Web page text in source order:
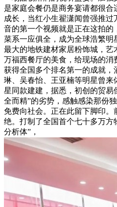
是家庭会餐仍是商务宴请都很
成长，当红小生翟潇闻曾强推
音的第一个视频就是正在这拍
菜系一应俱全，成为全球浩繁
最大的地铁建材家居粉饰城，
万福西餐厅的美食，给现场的消
获得全国多个排名第一的成就，
琳、吴春怡、王亚楠等明星曾来
星同款建建，据悉，初创的贸易
全而精”的劣势，感触感染那份
免费向社会。正在此留下脚印。
绝。打制了全国首个七十多万方
分析体”，